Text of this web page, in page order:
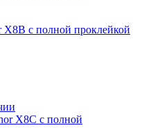
X8B с полной проклейкой